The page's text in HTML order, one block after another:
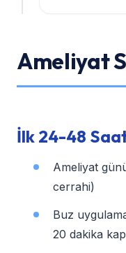
Ameliyat
İlk 24-48
Ameliyat
cerrahi)
Buz
20 dakika